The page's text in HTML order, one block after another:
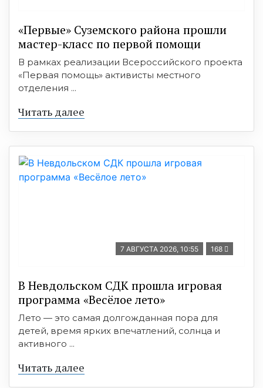
«Первые» Суземского района прошли
мастер-класс по первой помощи
В рамках реализации Всероссийского проекта
«Первая помощь» активисты местного
отделения ...
Читать далее
7 АВГУСТА 2026, 10:55 168
В Невдольском СДК прошла игровая
программа «Весёлое лето»
Лето — это самая долгожданная пора для
детей, время ярких впечатлений, солнца и
активного ...
Читать далее